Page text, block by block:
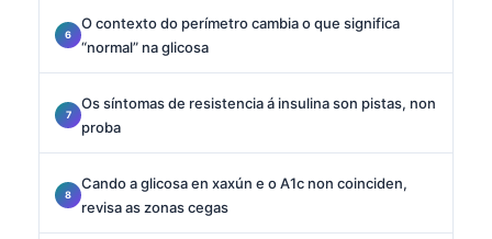
O contexto do perímetro cambia o que significa
“normal” na glicosa
Os síntomas de resistencia á insulina son pistas, non
proba
Cando a glicosa en xaxún e o A1c non coinciden,
revisa as zonas cegas